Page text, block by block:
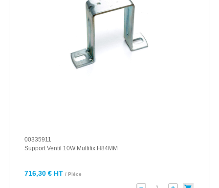
00335911
Support Ventil 10W Multifix H84MM
716,30 € HT / Pièce